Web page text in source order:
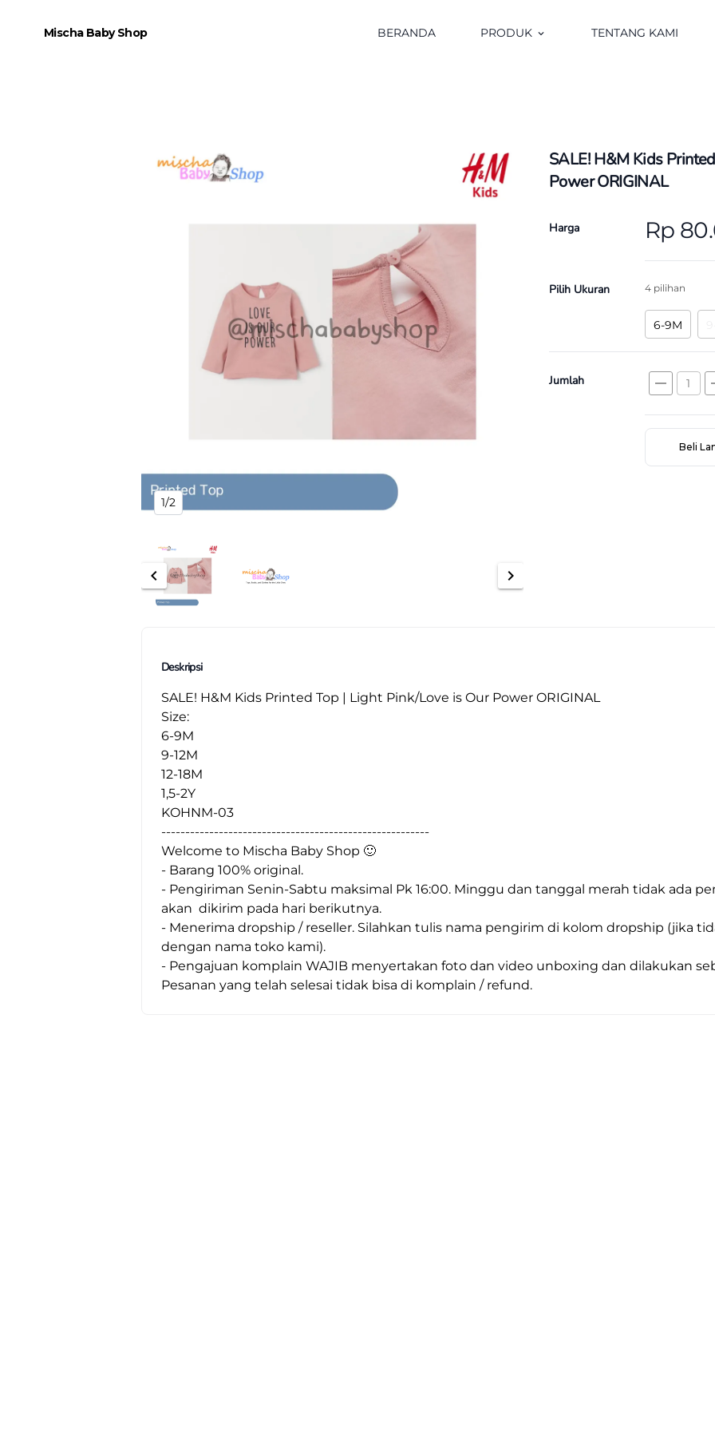
Mischa Baby Shop BERANDA PRODUK keyboard_arrow_down TENTANG KAMI
1/2
chevron_left chevron_right
SALE! H&M Kids
Power ORIGINAL
Harga Rp
Pilih Ukuran 4 pilihan
6-9M
Jumlah remove
Beli
Deskripsi
SALE! H&M Kids Printed Top | Light Pink/Love is Our Power ORIGINAL
Size:
6-9M
9-12M
12-18M
1,5-2Y
KOHNM-03
--------------------------------------------------------
Welcome to Mischa Baby Shop 🙂
- Barang 100% original.
- Pengiriman Senin-Sabtu maksimal Pk 16:00. Minggu dan tanggal merah tidak ada
akan  dikirim pada hari berikutnya.
- Menerima dropship / reseller. Silahkan tulis nama pengirim di kolom dropship (jika
dengan nama toko kami).
- Pengajuan komplain WAJIB menyertakan foto dan video unboxing dan dilakukan
Pesanan yang telah selesai tidak bisa di komplain / refund.